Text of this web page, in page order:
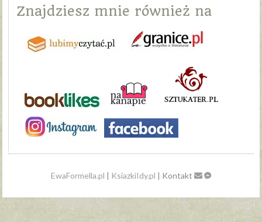
Znajdziesz mnie również na
EwaFormella.pl | KsiazkiIdy.pl | Kontakt